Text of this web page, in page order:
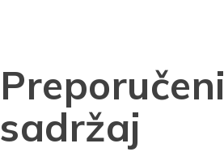
Preporučeni
sadržaj